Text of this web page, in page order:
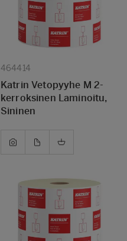
464414
Katrin Vetopyyhe M 2-
kerroksinen Laminoitu,
Sininen